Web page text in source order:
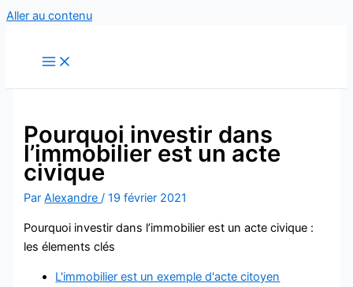
Aller au contenu
Pourquoi investir dans
l’immobilier est un acte
civique
ParAlexandre/19 février 2021
Pourquoi investir dans l’immobilier est un acte civique :
les élements clés
L'immobilier est un exemple d'acte citoyen